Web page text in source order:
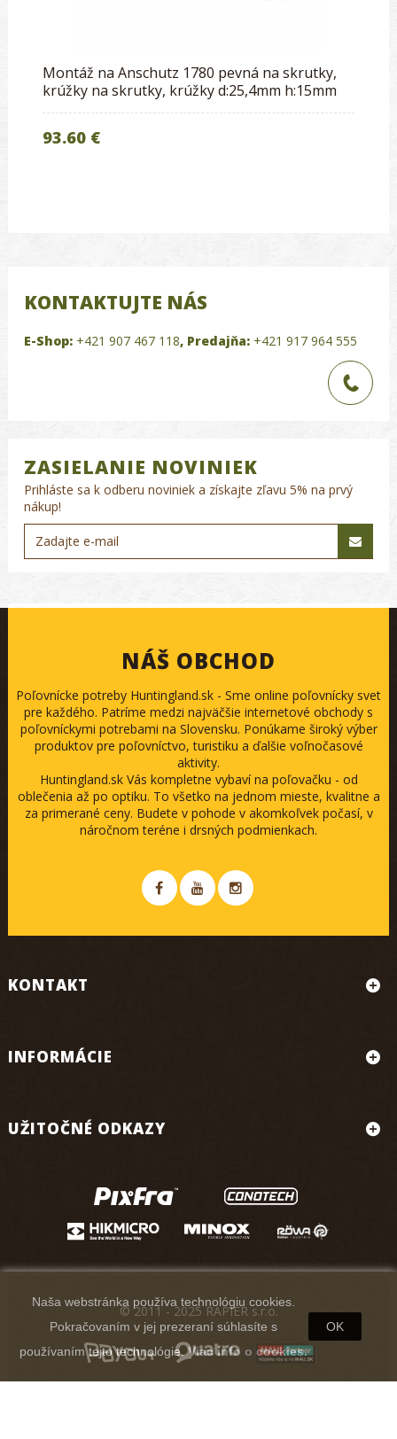
Montáž na Anschutz 1780 pevná na skrutky,
krúžky na skrutky, krúžky d:25,4mm h:15mm
93.60 €
KONTAKTUJTE NÁS
E-Shop: +421 907 467 118, Predajňa: +421 917 964 555
ZASIELANIE NOVINIEK
Prihláste sa k odberu noviniek a získajte zľavu 5% na prvý
nákup!
NÁŠ OBCHOD
Poľovnícke potreby Huntingland.sk - Sme online poľovnícky svet
pre každého. Patríme medzi najväčšie internetové obchody s
poľovníckymi potrebami na Slovensku. Ponúkame široký výber
produktov pre poľovníctvo, turistiku a ďalšie voľnočasové
aktivity.
Huntingland.sk Vás kompletne vybaví na poľovačku - od
oblečenia až po optiku. To všetko na jednom mieste, kvalitne a
za primerané ceny. Budete v pohode v akomkoľvek počasí, v
náročnom teréne i drsných podmienkach.
KONTAKT
INFORMÁCIE
UŽITOČNÉ ODKAZY
Naša webstránka používa technológiu cookies.
Pokračovaním v jej prezeraní súhlasíte s
používaním tejto technológie.Viac info o cookies.
OK
© 2011 - 2025 RAPIER s.r.o.